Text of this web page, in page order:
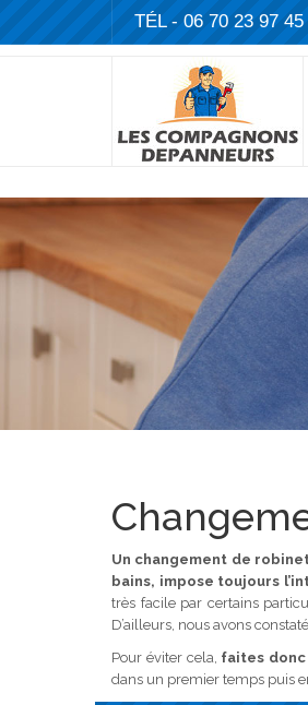
TÉL - 06 70 23 97 45
Un changement de
bains, impose toujours
très facile par certains
D’ailleurs, nous avons
Pour éviter cela, faites
dans un premier temps puis